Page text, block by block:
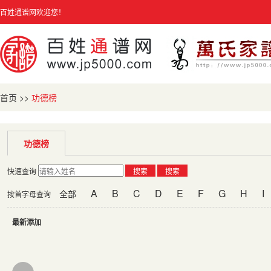
百姓通谱网欢迎您！
首页 >> 功德榜
功德榜
快速查询 搜索 搜索
按首字母查询 全部 A B C D E F G H I
最新添加